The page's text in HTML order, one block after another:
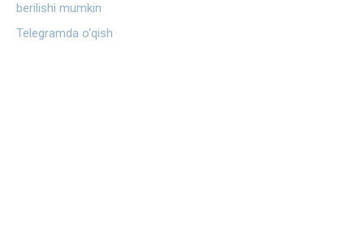
berilishi mumkin
Telegramda o‘qish